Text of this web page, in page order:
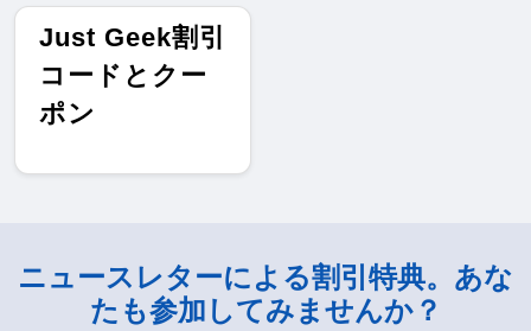
Just Geek割引
コードとクー
ポン
ニュースレターによる割引特典。あな
たも参加してみませんか？